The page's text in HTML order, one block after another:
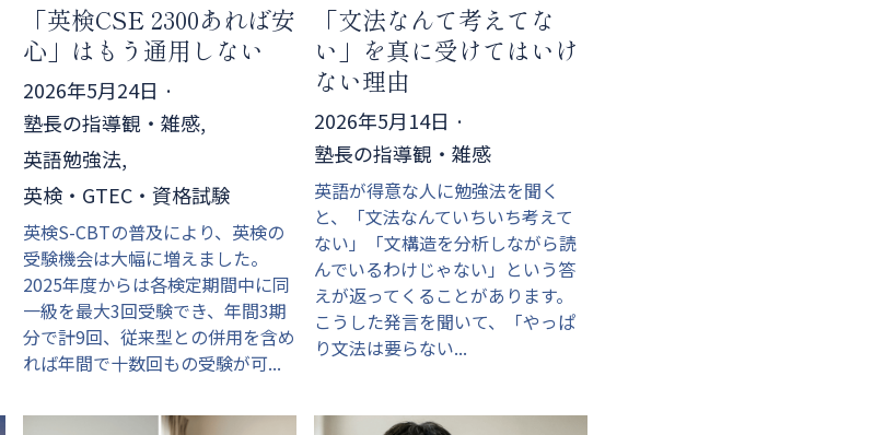
「英検CSE 2300あれば安
心」はもう通用しない
2026年5月24日 ·
塾長の指導観・雑感,
英語勉強法,
英検・GTEC・資格試験
英検S-CBTの普及により、英検の
受験機会は大幅に増えました。
2025年度からは各検定期間中に同
一級を最大3回受験でき、年間3期
分で計9回、従来型との併用を含め
れば年間で十数回もの受験が可...
「文法なんて考えてな
い」を真に受けてはいけ
ない理由
2026年5月14日 ·
塾長の指導観・雑感
英語が得意な人に勉強法を聞く
と、「文法なんていちいち考えて
ない」「文構造を分析しながら読
んでいるわけじゃない」という答
えが返ってくることがあります。
こうした発言を聞いて、「やっぱ
り文法は要らない...